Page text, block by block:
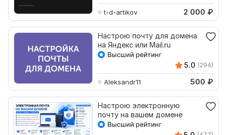
t-d-artikov 2 000 ₽
Настрою почту для домена
на Яндекс или Mail.ru
5.0 (294)
Aleksandr11 500 ₽
Настрою электронную
почту на вашем домене